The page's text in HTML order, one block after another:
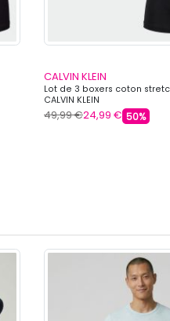
CALVIN KLEIN
Lot de 3 boxers coton
CALVIN KLEIN
49,99 €24,99 € 50%